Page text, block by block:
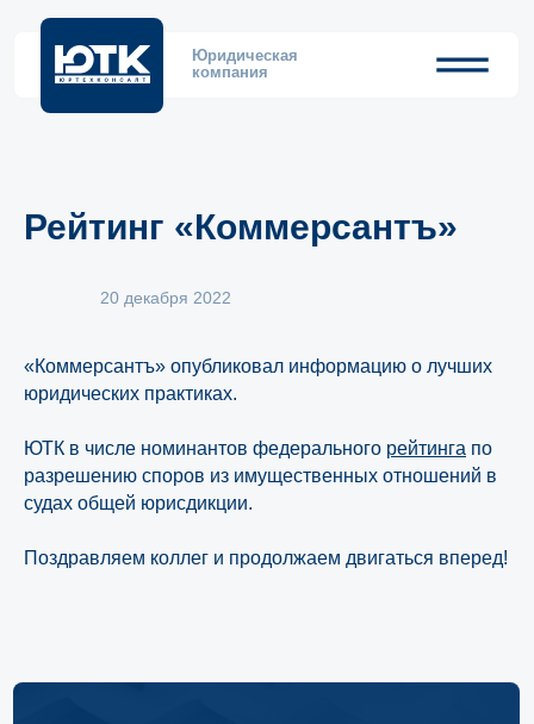
Юридическая
компания
Рейтинг «Коммерсантъ»
20 декабря 2022
«Коммерсантъ» опубликовал информацию о лучших
юридических практиках.
ЮТК в числе номинантов федерального рейтинга по
разрешению споров из имущественных отношений в
судах общей юрисдикции.
Поздравляем коллег и продолжаем двигаться вперед!
подойдёт именно для